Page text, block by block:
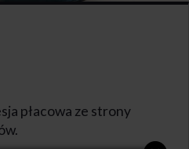
płacowa ze strony